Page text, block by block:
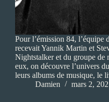
Pour l’émission 84, l’équipe
recevait Yannik Martin et
Nightstalker et du groupe de
eux, on découvre l’univers
leurs albums de musique, le
Damien
mars 2,